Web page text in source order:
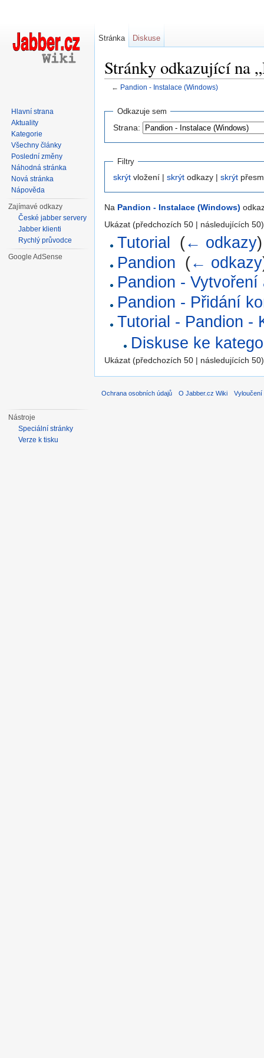
Stránky odkazující na
← Pandion - Instalace (Windows)
Odkazuje sem
Strana:
Filtry
skrýt vložení | skrýt odkazy | skrýt
Na Pandion - Instalace (Windows)
Ukázat (předchozích 50 | následujících
Tutorial (← odkazy)
Pandion (← odkazy
Pandion -
Pandion - Přidání
Tutorial - Pandion -
Diskuse ke
Ukázat (předchozích 50 | následujících
Stránka Diskuse
Hlavní strana
Aktuality
Kategorie
Všechny články
Poslední změny
Náhodná stránka
Nová stránka
Nápověda
Zajímavé odkazy
České jabber servery
Jabber klienti
Rychlý průvodce
Google AdSense
Nástroje
Speciální stránky
Verze k tisku
Ochrana osobních údajů O Jabber.cz Wiki Vyloučení